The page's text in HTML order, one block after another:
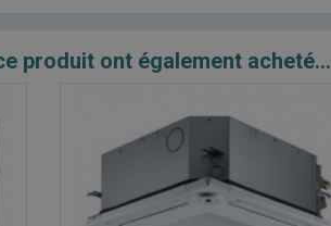
produit ont également acheté...